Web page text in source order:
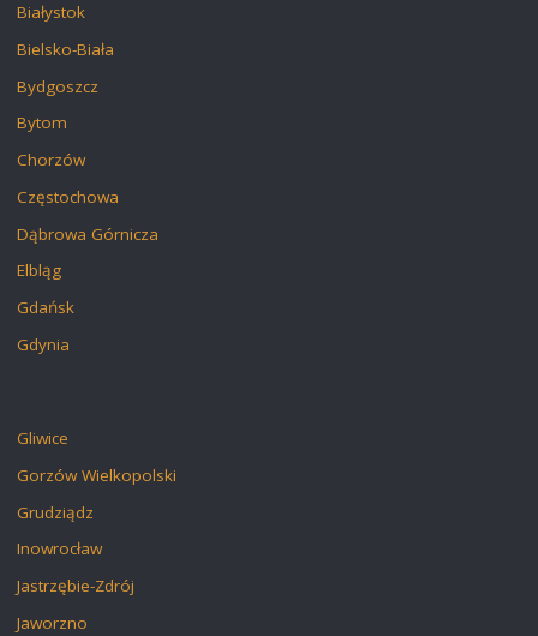
Białystok
Bielsko-Biała
Bydgoszcz
Bytom
Chorzów
Częstochowa
Dąbrowa Górnicza
Elbląg
Gdańsk
Gdynia
Gliwice
Gorzów Wielkopolski
Grudziądz
Inowrocław
Jastrzębie-Zdrój
Jaworzno